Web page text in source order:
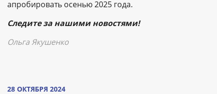
апробировать осенью 2025 года.
Следите за нашими новостями!
Ольга Якушенко
28 ОКТЯБРЯ 2024